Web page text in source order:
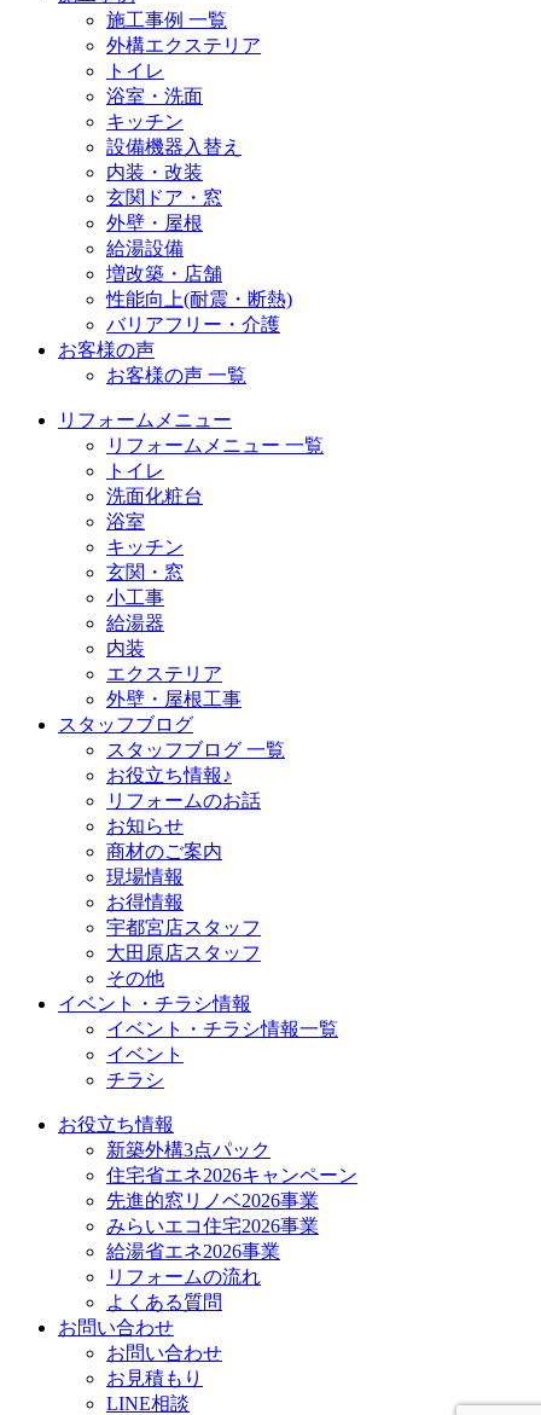
施工事例 一覧
外構エクステリア
トイレ
浴室・洗面
キッチン
設備機器入替え
内装・改装
玄関ドア・窓
外壁・屋根
給湯設備
増改築・店舗
性能向上(耐震・断熱)
バリアフリー・介護
お客様の声
お客様の声 一覧
リフォームメニュー
リフォームメニュー 一覧
トイレ
洗面化粧台
浴室
キッチン
玄関・窓
小工事
給湯器
内装
エクステリア
外壁・屋根工事
スタッフブログ
スタッフブログ 一覧
お役立ち情報♪
リフォームのお話
お知らせ
商材のご案内
現場情報
お得情報
宇都宮店スタッフ
大田原店スタッフ
その他
イベント・チラシ情報
イベント・チラシ情報一覧
イベント
チラシ
お役立ち情報
新築外構3点パック
住宅省エネ2026キャンペーン
先進的窓リノベ2026事業
みらいエコ住宅2026事業
給湯省エネ2026事業
リフォームの流れ
よくある質問
お問い合わせ
お問い合わせ
お見積もり
LINE相談